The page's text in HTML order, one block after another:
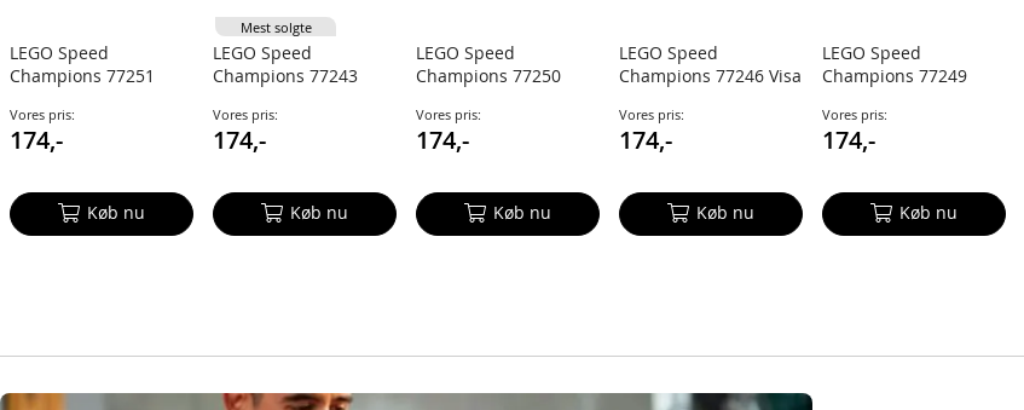
LEGO Speed
Champions 77251
MCL38-racerbil
Vores pris:
174,-
Køb nu
LEGO Speed
Champions 77243
Racing RB20 F1-
racerbil
Vores pris:
174,-
Køb nu
Mest solgte
LEGO Speed
Champions 77250
Team VF-24-racerbil
Vores pris:
174,-
Køb nu
LEGO Speed
Champions 77246 Visa
01 F1-racerbil
Vores pris:
174,-
Køb nu
LEGO Speed
Champions 77249
F1-racerbil
Vores pris:
174,-
Køb nu